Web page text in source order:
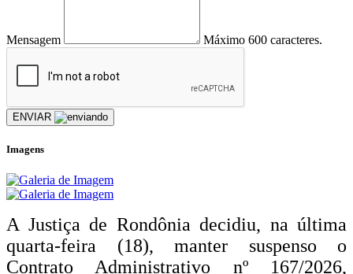
Mensagem Máximo 600 caracteres.
ENVIAR
Imagens
A Justiça de Rondônia decidiu, na última
quarta-feira (18), manter suspenso o
Contrato Administrativo nº 167/2026,